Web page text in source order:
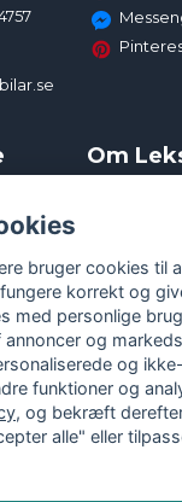
Om
Cookies
bruger cookies til
korrekt og
med personlige
annoncer og
og
funktioner og
, og bekræft
alle" eller